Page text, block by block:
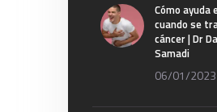
Cómo ayuda
cuando se
cáncer | Dr
Samadi
06/01/2023